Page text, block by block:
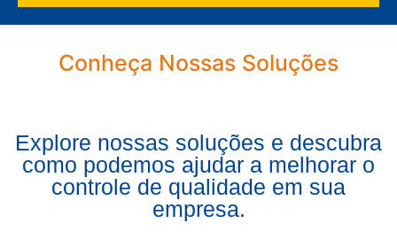
Conheça Nossas Soluções
Explore nossas soluções e descubra
como podemos ajudar a melhorar o
controle de qualidade em sua
empresa.